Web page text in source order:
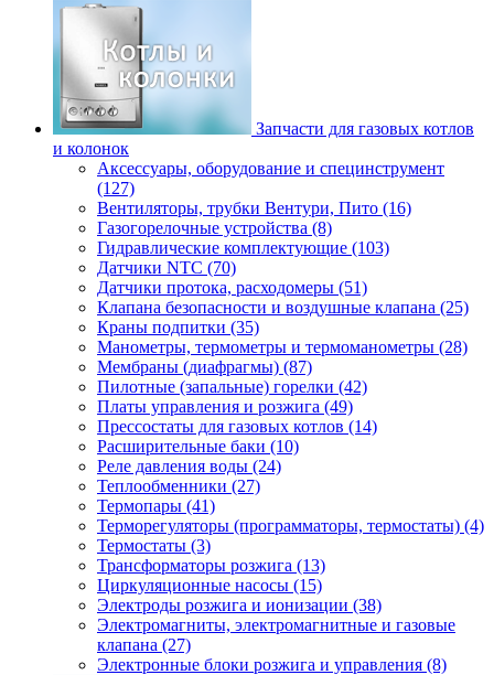
Запчасти для газовых котлов
и колонок
Аксессуары, оборудование и специнструмент
(127)
Вентиляторы, трубки Вентури, Пито (16)
Газогорелочные устройства (8)
Гидравлические комплектующие (103)
Датчики NTC (70)
Датчики протока, расходомеры (51)
Клапана безопасности и воздушные клапана (25)
Краны подпитки (35)
Манометры, термометры и термоманометры (28)
Мембраны (диафрагмы) (87)
Пилотные (запальные) горелки (42)
Платы управления и розжига (49)
Прессостаты для газовых котлов (14)
Расширительные баки (10)
Реле давления воды (24)
Теплообменники (27)
Термопары (41)
Терморегуляторы (программаторы, термостаты) (4)
Термостаты (3)
Трансформаторы розжига (13)
Циркуляционные насосы (15)
Электроды розжига и ионизации (38)
Электромагниты, электромагнитные и газовые
клапана (27)
Электронные блоки розжига и управления (8)